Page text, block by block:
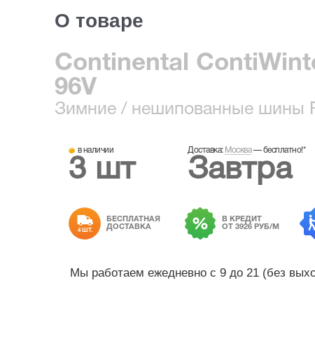
О товаре
Continental
96V
Зимние / нешипованные шины
в наличии
3 шт
Доставка: Москва—бесплатно!*
Завтра
4 ШТ.
БЕСПЛАТНАЯ
ДОСТАВКА
В КРЕДИТ
ОТ 3926 РУБ/М
Мы работаем ежедневно с 9 до 21 (без